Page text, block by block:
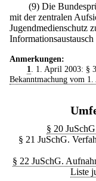
(9) Die
mit der zentralen
Jugendmedienschutz
Informationsaustausch
Anmerkungen:
1
. 1. April 2003: §
Bekanntmachung vom
§ 20
§ 21 JuSchG.
§ 22 JuSchG.
Liste